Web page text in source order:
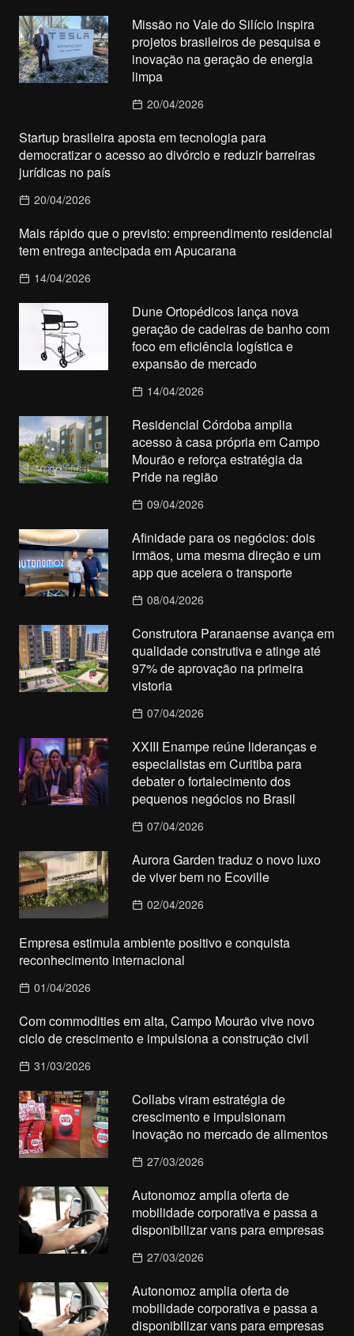
Missão no Vale do Silício inspira
projetos brasileiros de pesquisa e
inovação na geração de energia
limpa
20/04/2026
Startup brasileira aposta em tecnologia para
democratizar o acesso ao divórcio e reduzir barreiras
jurídicas no país
20/04/2026
Mais rápido que o previsto: empreendimento residencial
tem entrega antecipada em Apucarana
14/04/2026
Dune Ortopédicos lança nova
geração de cadeiras de banho com
foco em eficiência logística e
expansão de mercado
14/04/2026
Residencial Córdoba amplia
acesso à casa própria em Campo
Mourão e reforça estratégia da
Pride na região
09/04/2026
Afinidade para os negócios: dois
irmãos, uma mesma direção e um
app que acelera o transporte
08/04/2026
Construtora Paranaense avança em
qualidade construtiva e atinge até
97% de aprovação na primeira
vistoria
07/04/2026
XXIII Enampe reúne lideranças e
especialistas em Curitiba para
debater o fortalecimento dos
pequenos negócios no Brasil
07/04/2026
Aurora Garden traduz o novo luxo
de viver bem no Ecoville
02/04/2026
Empresa estimula ambiente positivo e conquista
reconhecimento internacional
01/04/2026
Com commodities em alta, Campo Mourão vive novo
ciclo de crescimento e impulsiona a construção civil
31/03/2026
Collabs viram estratégia de
crescimento e impulsionam
inovação no mercado de alimentos
27/03/2026
Autonomoz amplia oferta de
mobilidade corporativa e passa a
disponibilizar vans para empresas
27/03/2026
Autonomoz amplia oferta de
mobilidade corporativa e passa a
disponibilizar vans para empresas